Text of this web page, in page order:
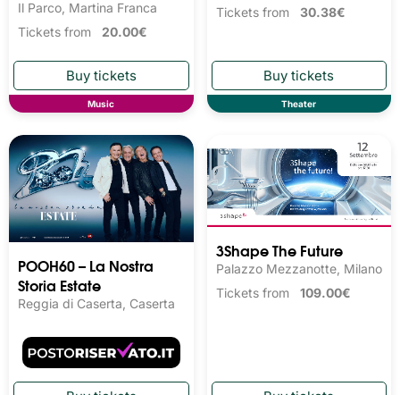
Il Parco, Martina Franca
Tickets from 20.00€
Music
Tickets from 30.38€
Theater
POOH60 – La Nostra
Storia Estate
Reggia di Caserta, Caserta
3Shape The Future
Palazzo Mezzanotte, Milano
Tickets from 109.00€